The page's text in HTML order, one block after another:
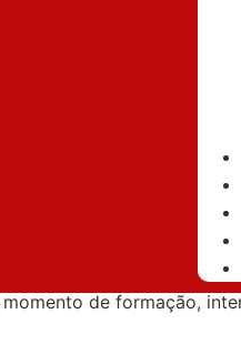
para a 65ª Reunião do
dos Funcionários do
acontece entre os dais 27
até o dia 23 de
ou através de
de formação,